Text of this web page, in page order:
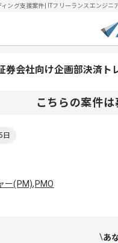
ィング支援案件| ITフリーランスエンジ
券会社向け企画部決済
こちらの案件
日
ー(PM), PMO
あ